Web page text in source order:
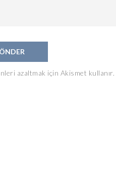
azaltmak için Akismet kullanır.